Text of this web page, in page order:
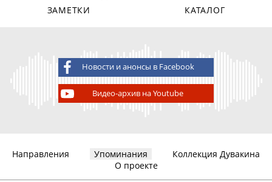
ЗАМЕТКИ
КАТАЛОГ
Новости и анонсы в Facebook
Видео-архив на Youtube
Направления Упоминания
Коллекция Дувакина
О проекте